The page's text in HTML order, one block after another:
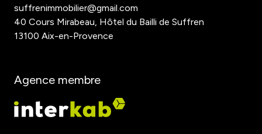
suffrenimmobilier@gmail.com
40 Cours Mirabeau, Hôtel du Bailli de Suffren
13100 Aix-en-Provence
Agence membre